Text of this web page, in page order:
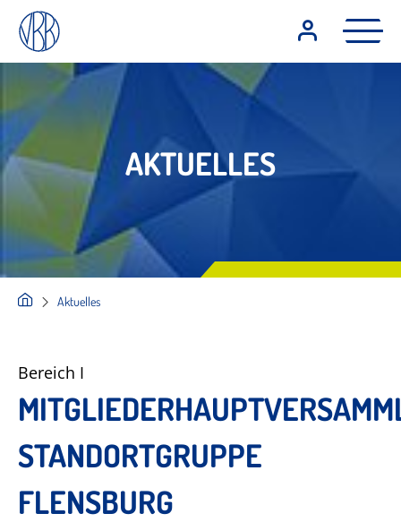
AKTUELLES
Aktuelles
Bereich I
STANDORTGRUPPE
FLENSBURG